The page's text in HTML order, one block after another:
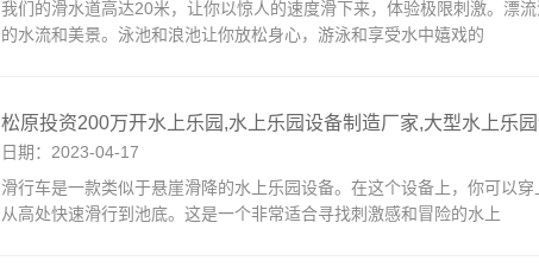
我们的滑水道高达20米，让你以惊人的速度滑下来，体验极限刺激。漂
的水流和美景。泳池和浪池让你放松身心，游泳和享受水中嬉戏的
松原投资200万开水上乐园,水上乐园设备制造厂家,大型水上乐
日期：2023-04-17
滑行车是一款类似于悬崖滑降的水上乐园设备。在这个设备上，你可以穿
从高处快速滑行到池底。这是一个非常适合寻找刺激感和冒险的水上